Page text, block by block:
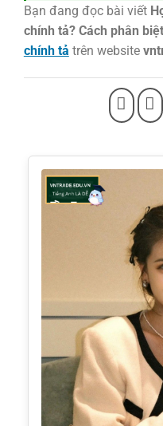
Bạn đang đọc bài viết
chính tả? Cách phân
chính tả trên website